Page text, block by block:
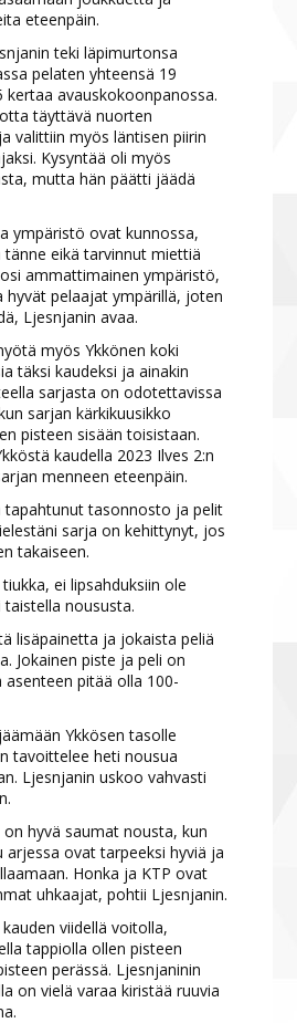
eteenpäin.
teki läpimurtonsa
pelaten yhteensä 19
avauskokoonpanossa.
täyttävä nuorten
valittiin myös läntisen piirin
Kysyntää oli myös
mutta hän päätti jäädä
ympäristö ovat kunnossa,
eikä tarvinnut miettiä
ammattimainen ympäristö,
hyvät pelaajat ympärillä, joten
Ljesnjanin avaa.
myös Ykkönen koki
täksi kaudeksi ja ainakin
sarjasta on odotettavissa
sarjan kärkikuusikko
pisteen sisään toisistaan.
kaudella 2023 Ilves 2:n
menneen eteenpäin.
tapahtunut tasonnosto ja pelit
sarja on kehittynyt, jos
takaiseen.
ei lipsahduksiin ole
noususta.
lisäpainetta ja jokaista peliä
Jokainen piste ja peli on
asenteen pitää olla 100-
Ykkösen tasolle
tavoittelee heti nousua
Ljesnjanin uskoo vahvasti
hyvä saumat nousta, kun
arjessa ovat tarpeeksi hyviä ja
Honka ja KTP ovat
uhkaajat, pohtii Ljesnjanin.
viidellä voitolla,
tappiolla ollen pisteen
perässä. Ljesnjaninin
on vielä varaa kiristää ruuvia